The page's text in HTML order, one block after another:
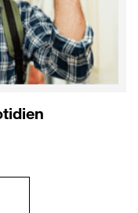
Utiliser votre